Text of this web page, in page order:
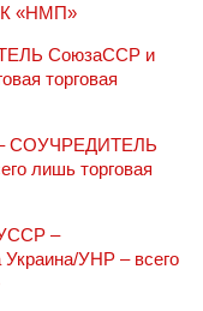
«НМП»
СоюзаССР и
торговая
– СОУЧРЕДИТЕЛЬ
лишь торговая
–
УНР – всего